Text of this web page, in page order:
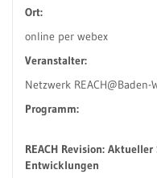
Ort:
online per webex
Veranstalter:
Netzwerk
Programm:
REACH Revision:
Entwicklungen